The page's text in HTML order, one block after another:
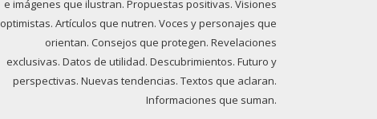
e imágenes que ilustran. Propuestas positivas. Visiones
optimistas. Artículos que nutren. Voces y personajes que
orientan. Consejos que protegen. Revelaciones
exclusivas. Datos de utilidad. Descubrimientos. Futuro y
perspectivas. Nuevas tendencias. Textos que aclaran.
Informaciones que suman.